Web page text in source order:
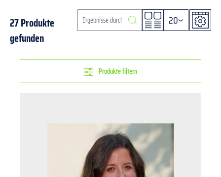
27 Produkte
gefunden
20
Produkte filtern